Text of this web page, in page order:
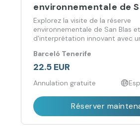
environnementale de
Explorez la visite de la réserve
environnementale de San Blas
d'interprétation innovant avec
sa flore, de sa faune et de son
culturel.
Barceló Tenerife
22.5 EUR
Annulation gratuite
Réserver